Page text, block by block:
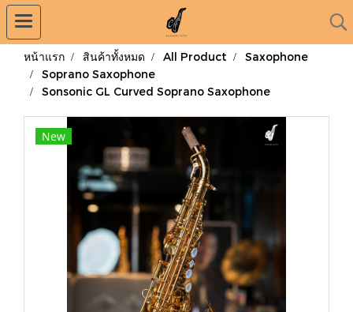
หน้าแรก สินค้าทั้งหมด All Product
Saxophone
Soprano Saxophone
Sonsonic GL Curved Soprano Saxophone
New